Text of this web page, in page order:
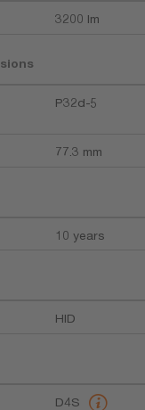
3200 lm
P32d-5
77.3 mm
10 years
HID
D4S